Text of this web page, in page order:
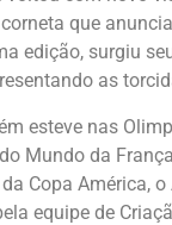
que
edição, surgiu
as
esteve nas
Mundo da
Copa América,
equipe de